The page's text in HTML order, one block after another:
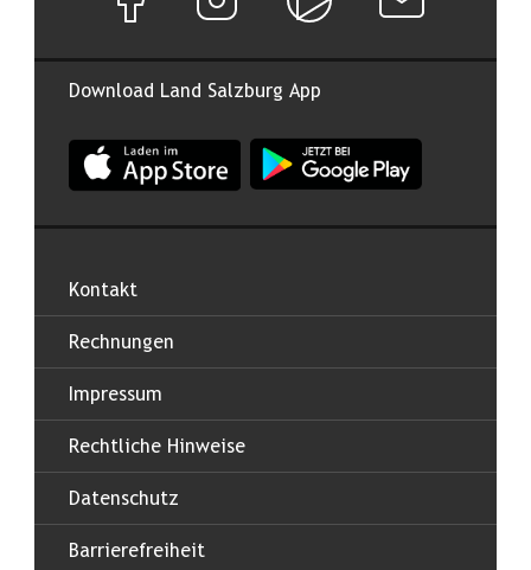
Download Land Salzburg App
App Land Salzburg im Apple App Store
App Land Salzburg im
Kontakt
Rechnungen
Impressum
Rechtliche Hinweise
Datenschutz
Barrierefreiheit